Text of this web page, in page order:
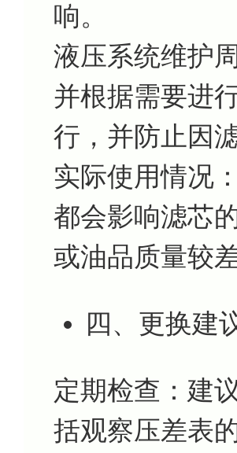
响。
液压系统维护
并根据需要进
行，并防止因
实际使用情况
都会影响滤芯
或油品质量较
四、更换建
定期检查：建
括观察压差表